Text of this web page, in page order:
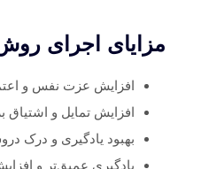
مزایای اجرای
افزایش عزت نفس و
افزایش تمایل و
بهبود یادگیری و درک
یادگیری عمیق‌تر و